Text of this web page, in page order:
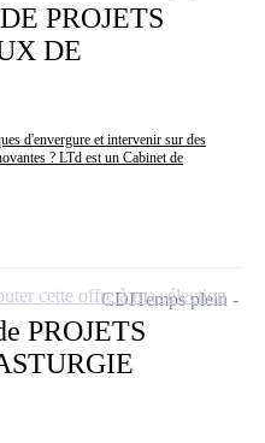
PROJETS
DE
d'envergure et intervenir sur des
? LTd est un Cabinet de
PROJETS
CDITemps plein
cette offre à ma sélection